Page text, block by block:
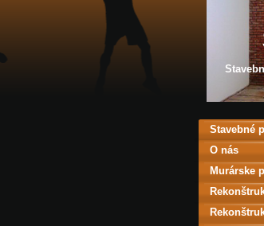
Stavebné
O nás
Murárske